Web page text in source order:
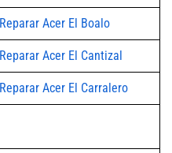
Reparar Acer El Boalo
Reparar Acer El Cantizal
Reparar Acer El Carralero